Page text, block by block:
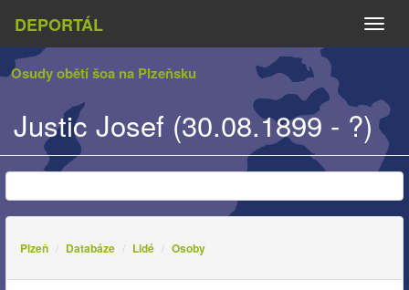
DEPORTÁL
Osudy obětí šoa na Plzeňsku
Justic Josef (30.08.1899 - ?)
Plzeň Databáze Lidé Osoby